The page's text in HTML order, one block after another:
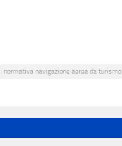
normativa navigazione aerea da turismo